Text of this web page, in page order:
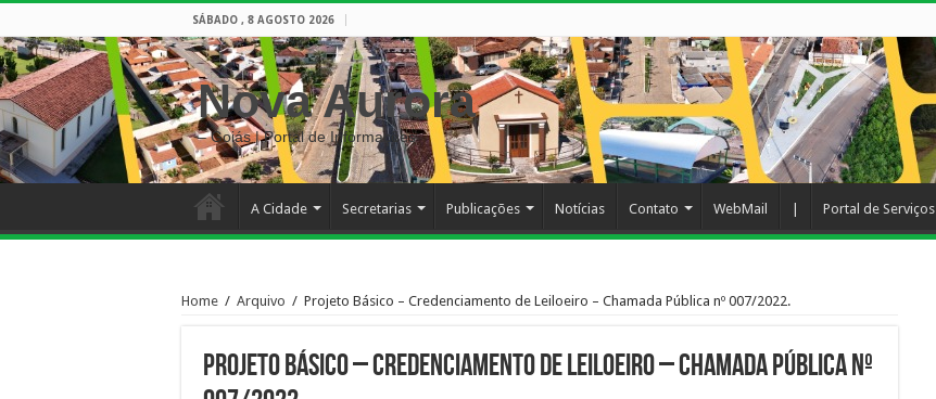
SÁBADO , 8 AGOSTO 2026
Nova Aurora
– Goiás | Portal de Informações
A Cidade Secretarias Publicações Notícias Contato WebMail Portal de Serviços
Home / Arquivo / Projeto Básico – Credenciamento de Leiloeiro – Chamada Pública nº 007/2022.
Projeto Básico – Credenciamento de Leiloeiro – Chamada Pública nº